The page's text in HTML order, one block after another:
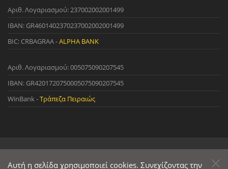
Αριθ. Λογαριασμού: 237002002001499
IBAN: GR4601402370237002002001499
BIC: CRBAGRAA -ALPHA BANK
Αριθ. Λογαριασμού: 005075090207545
IBAN: GR4201720750005075090207545
WinBank -Τράπεζα Πειραιώς
© 2022 StreetWare. All Rights Reserved. | Designed and Developedby
Primesoft&CodeCave
Αυτή η σελίδα χρησιμοποιεί cookies. Συνεχίζοντας την